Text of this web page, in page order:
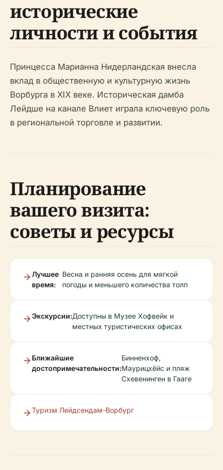
исторические
личности и события
Принцесса Марианна Нидерландская внесла
вклад в общественную и культурную жизнь
Ворбурга в XIX веке. Историческая дамба
Лейдше на канале Влиет играла ключевую роль
в региональной торговле и развитии.
Планирование
вашего визита:
советы и ресурсы
Лучшее
время:
Весна и ранняя осень для мягкой
погоды и меньшего количества толп
Экскурсии:Доступны в Музее Хофвейк и
местных туристических офисах
Ближайшие
достопримечательности:
Бинненхоф,
Маурицхёйс и пляж
Схевенинген в Гааге
Туризм Лейдсендам-Ворбург